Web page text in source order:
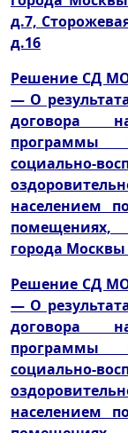
д.7,
д.16
Решение СД МО
— О
договора
программы
социально-
населением
помещениях,
города Москвы
Решение СД МО
— О
договора
программы
социально-
населением